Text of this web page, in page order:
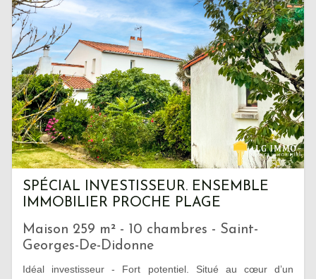
SPÉCIAL INVESTISSEUR. ENSEMBLE
IMMOBILIER PROCHE PLAGE
Maison 259 m² - 10 chambres - Saint-
Georges-De-Didonne
Idéal investisseur - Fort potentiel. Situé au cœur d’un